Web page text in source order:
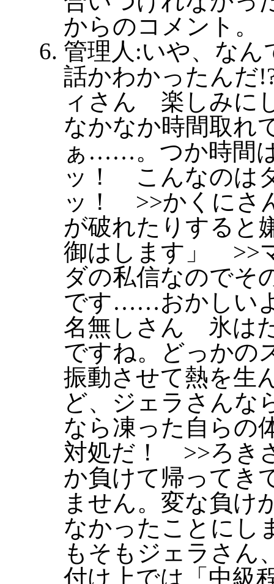
からのコメント。
管理人:いや、なん
話かわかったん
ィさん 楽しみに
なかなか時間取れ
ぁ……。つか時間
ッ！ こんなのは
ッ！ >>かくにさ
が破れたりすると
御はします」 >>
ダの私信なのでそ
です……おかしい
名無しさん 氷は
ですね。どっかの
振動させて熱を生
ど、ジェラさんな
なら凍った自らの
対処だ！ >>ろき
か負けて帰ってき
ません。変な負け
なかったことに
もそもジェラさん
付け上では「中級